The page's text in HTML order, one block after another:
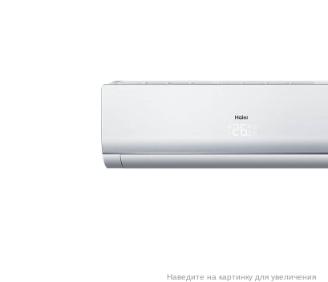
Наведите на картинку для увеличения